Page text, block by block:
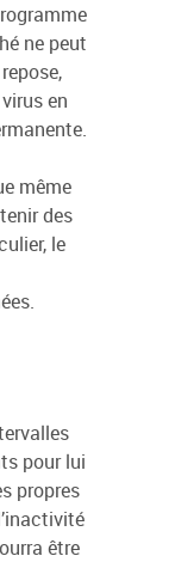
ne peut
en
même
des
le
pour lui
propres
être